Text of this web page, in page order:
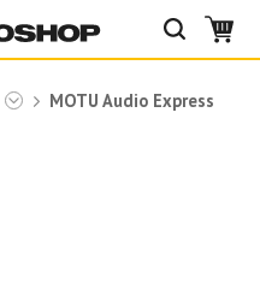
MOTU Audio Express